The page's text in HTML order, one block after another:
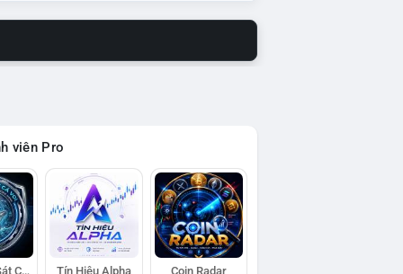
viên Pro
Đội Trinh Sát Cá Voi Tín Hiệu Alpha Coin Radar